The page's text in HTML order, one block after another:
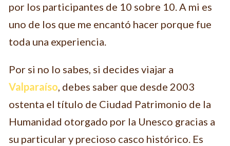
por los participantes de 10 sobre 10. A mi es
uno de los que me encantó hacer porque fue
toda una experiencia.
Por si no lo sabes, si decides viajar a
Valparaíso, debes saber que desde 2003
ostenta el título de Ciudad Patrimonio de la
Humanidad otorgado por la Unesco gracias a
su particular y precioso casco histórico. Es